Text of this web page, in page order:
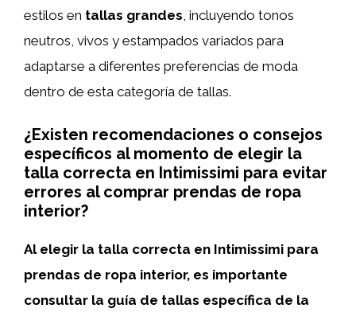
estilos en tallas grandes, incluyendo tonos
neutros, vivos y estampados variados para
adaptarse a diferentes preferencias de moda
dentro de esta categoría de tallas.
¿Existen recomendaciones o consejos
específicos al momento de elegir la
talla correcta en Intimissimi para evitar
errores al comprar prendas de ropa
interior?
Al elegir la talla correcta en Intimissimi para
prendas de ropa interior, es importante
consultar la guía de tallas específica de la